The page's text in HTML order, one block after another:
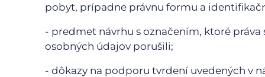
pobyt, prípadne právnu formu a
- predmet návrhu s označením, ktoré
osobných údajov porušili;
- dôkazy na podporu tvrdení uvedených v